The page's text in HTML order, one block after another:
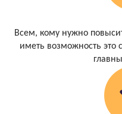
Всем, кому нужно
иметь возможность это